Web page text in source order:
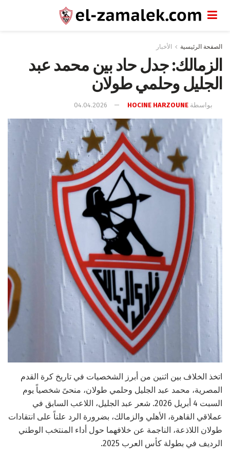
الصفحة الرئيسية الأخبار
الزمالك: جدل حاد بين محمد عبد
الجليل وحلمي طولان
بواسطة HOCINE HARZOUNE
04.04.2026
اتخذ الخلاف بين اثنين من أبرز الشخصيات في تاريخ كرة القدم
المصرية، محمد عبد الجليل وحلمي طولان، منحىً شخصياً يوم
السبت 4 أبريل 2026. شعر عبد الجليل، اللاعب السابق في
عملاقي القاهرة، الأهلي والزمالك، بضرورة الرد علناً على انتقادات
طولان اللاذعة، الناجمة عن خلافهما حول أداء المنتخب الوطني
الرديف في بطولة كأس العرب 2025.